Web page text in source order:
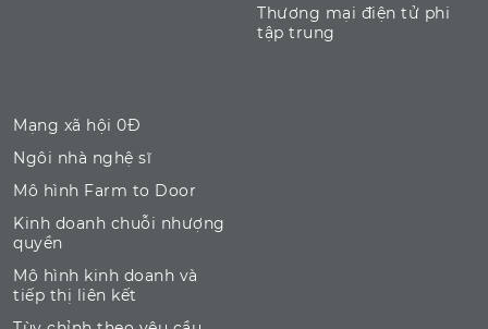
Thương mại điện tử phi
tập trung
Mạng xã hội 0Đ
Ngôi nhà nghệ sĩ
Mô hình Farm to Door
Kinh doanh chuỗi nhượng
quyền
Mô hình kinh doanh và
tiếp thị liên kết